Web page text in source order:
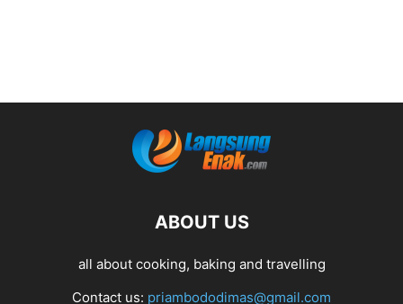
ABOUT US
all about cooking, baking and travelling
Contact us: priambododimas@gmail.com